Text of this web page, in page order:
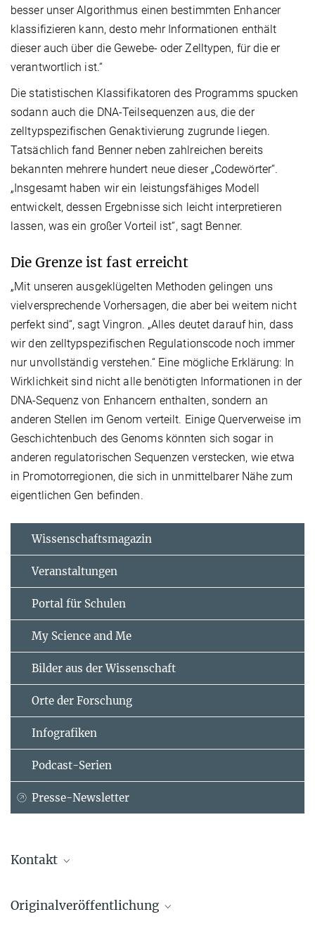
besser unser Algorithmus einen bestimmten Enhancer
klassifizieren kann, desto mehr Informationen enthält
dieser auch über die Gewebe- oder Zelltypen, für die er
verantwortlich ist.“
Die statistischen Klassifikatoren des Programms spucken
sodann auch die DNA-Teilsequenzen aus, die der
zelltypspezifischen Genaktivierung zugrunde liegen.
Tatsächlich fand Benner neben zahlreichen bereits
bekannten mehrere hundert neue dieser „Codewörter“.
„Insgesamt haben wir ein leistungsfähiges Modell
entwickelt, dessen Ergebnisse sich leicht interpretieren
lassen, was ein großer Vorteil ist“, sagt Benner.
Die Grenze ist fast erreicht
„Mit unseren ausgeklügelten Methoden gelingen uns
vielversprechende Vorhersagen, die aber bei weitem nicht
perfekt sind“, sagt Vingron. „Alles deutet darauf hin, dass
wir den zelltypspezifischen Regulationscode noch immer
nur unvollständig verstehen.“ Eine mögliche Erklärung: In
Wirklichkeit sind nicht alle benötigten Informationen in der
DNA-Sequenz von Enhancern enthalten, sondern an
anderen Stellen im Genom verteilt. Einige Querverweise im
Geschichtenbuch des Genoms könnten sich sogar in
anderen regulatorischen Sequenzen verstecken, wie etwa
in Promotorregionen, die sich in unmittelbarer Nähe zum
eigentlichen Gen befinden.
Wissenschaftsmagazin
Veranstaltungen
Portal für Schulen
My Science and Me
Bilder aus der Wissenschaft
Orte der Forschung
Infografiken
Podcast-Serien
Presse-Newsletter
Kontakt
Direktor, Leiter Abt. Bioinformatik
Originalveröffentlichung